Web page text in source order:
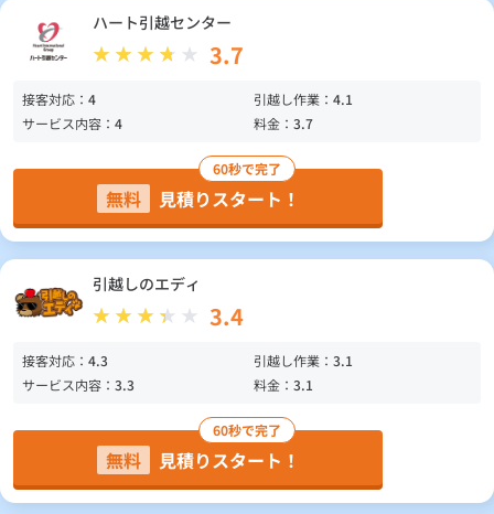
ハート引越センター
3.7
接客対応： 4 引越し作業： 4.1
サービス内容： 4 料金： 3.7
60秒で完了
無料 見積りスタート！
引越しのエディ
3.4
接客対応： 4.3 引越し作業： 3.1
サービス内容： 3.3 料金： 3.1
60秒で完了
無料 見積りスタート！